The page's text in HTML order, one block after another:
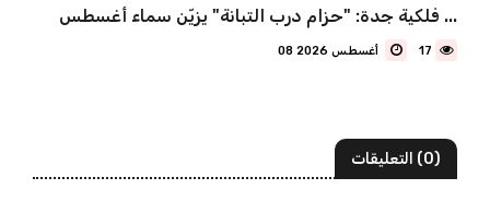
فلكية جدة: "حزام درب التبانة" يزيّن سماء أغسطس ...
17
(0) التعليقات